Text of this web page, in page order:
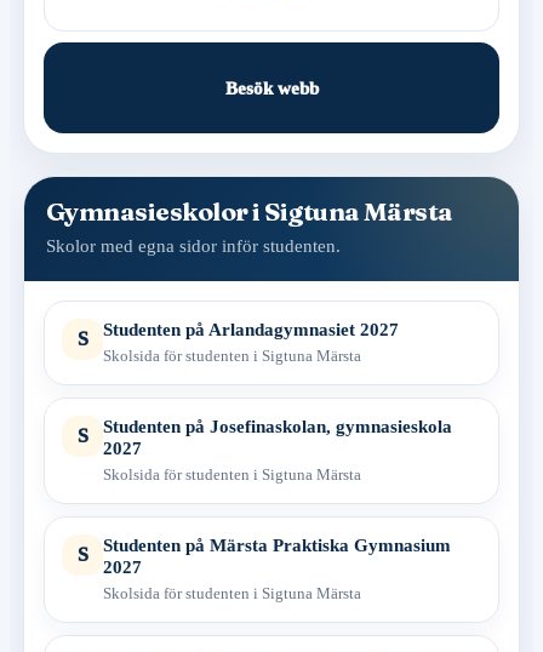
Besök webb
Gymnasieskolor i Sigtuna Märsta
Skolor med egna sidor inför studenten.
S Studenten på Arlandagymnasiet 2027
Skolsida för studenten i Sigtuna Märsta
S
Studenten på Josefinaskolan, gymnasieskola
2027
Skolsida för studenten i Sigtuna Märsta
S
Studenten på Märsta Praktiska Gymnasium
2027
Skolsida för studenten i Sigtuna Märsta